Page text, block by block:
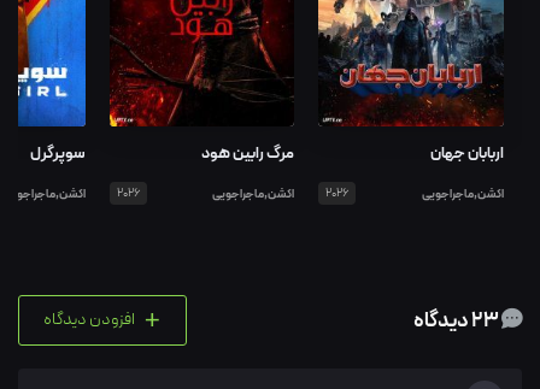
اربابان جهان
اکشن,ماجراجویی 2026
مرگ رابین هود
اکشن,ماجراجویی 2026
سوپرگرل
اکشن,ماجراجویی
+ افزودن دیدگاه